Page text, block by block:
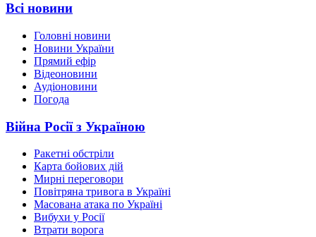
Всі новини
Головні новини
Новини України
Прямий ефір
Відеоновини
Аудіоновини
Погода
Війна Росії з Україною
Ракетні обстріли
Карта бойових дій
Мирні переговори
Повітряна тривога в Україні
Масована атака по Україні
Вибухи у Росії
Втрати ворога